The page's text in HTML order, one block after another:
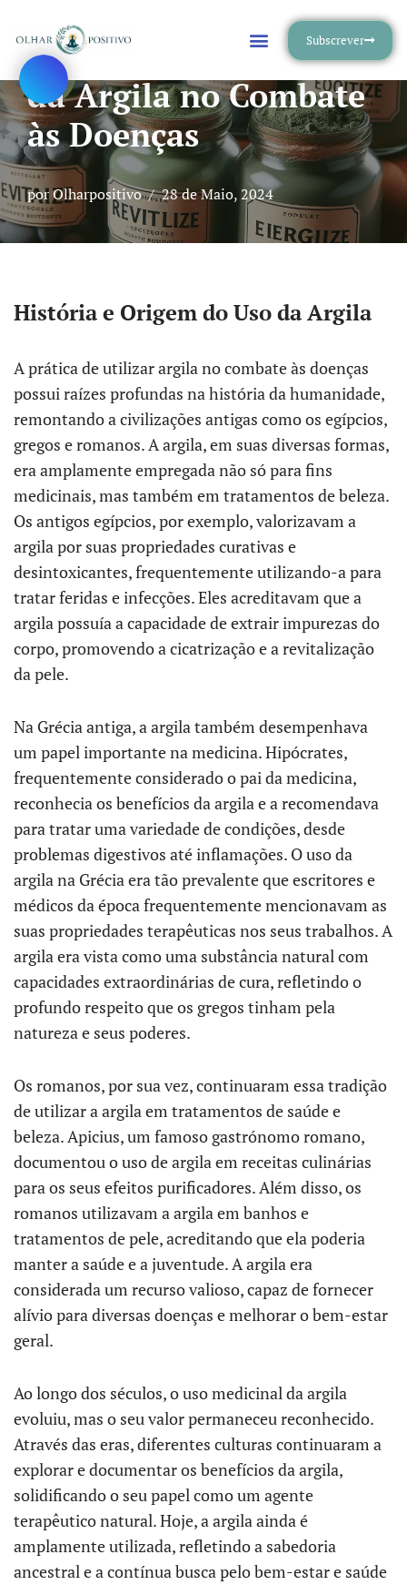
Avançar
para
conteúdo
Subscrever
Os Benefícios e Usos
da Argila no Combate
às Doenças
porOlharpositivo 28 de Maio, 2024
História e Origem do Uso da Argila
A prática de utilizar argila no combate às doenças
possui raízes profundas na história da humanidade,
remontando a civilizações antigas como os egípcios,
gregos e romanos. A argila, em suas diversas formas,
era amplamente empregada não só para fins
medicinais, mas também em tratamentos de beleza.
Os antigos egípcios, por exemplo, valorizavam a
argila por suas propriedades curativas e
desintoxicantes, frequentemente utilizando-a para
tratar feridas e infecções. Eles acreditavam que a
argila possuía a capacidade de extrair impurezas do
corpo, promovendo a cicatrização e a revitalização
da pele.
Na Grécia antiga, a argila também desempenhava
um papel importante na medicina. Hipócrates,
frequentemente considerado o pai da medicina,
reconhecia os benefícios da argila e a recomendava
para tratar uma variedade de condições, desde
problemas digestivos até inflamações. O uso da
argila na Grécia era tão prevalente que escritores e
médicos da época frequentemente mencionavam as
suas propriedades terapêuticas nos seus trabalhos. A
argila era vista como uma substância natural com
capacidades extraordinárias de cura, refletindo o
profundo respeito que os gregos tinham pela
natureza e seus poderes.
Os romanos, por sua vez, continuaram essa tradição
de utilizar a argila em tratamentos de saúde e
beleza. Apicius, um famoso gastrónomo romano,
documentou o uso de argila em receitas culinárias
para os seus efeitos purificadores. Além disso, os
romanos utilizavam a argila em banhos e
tratamentos de pele, acreditando que ela poderia
manter a saúde e a juventude. A argila era
considerada um recurso valioso, capaz de fornecer
alívio para diversas doenças e melhorar o bem-estar
geral.
Ao longo dos séculos, o uso medicinal da argila
evoluiu, mas o seu valor permaneceu reconhecido.
Através das eras, diferentes culturas continuaram a
explorar e documentar os benefícios da argila,
solidificando o seu papel como um agente
terapêutico natural. Hoje, a argila ainda é
amplamente utilizada, refletindo a sabedoria
ancestral e a contínua busca pelo bem-estar e saúde